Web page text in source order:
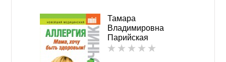
Тамара
Владимировна
Парийская